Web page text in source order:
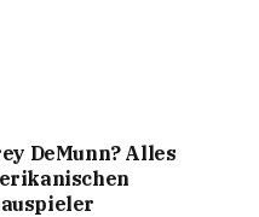
DeMunn? Alles